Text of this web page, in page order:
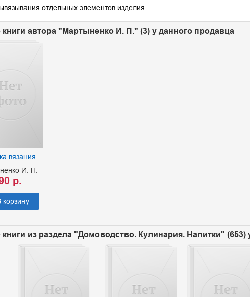
отдельных элементов изделия.
книги автора "Мартыненко И. П." (3) у данного продавца
вязания
И. П.
р.
корзину
книги из раздела "Домоводство. Кулинария. Напитки" (653)